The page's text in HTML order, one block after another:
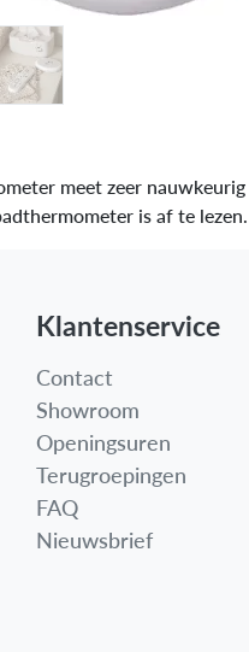
meet zeer
is af te lezen.
Klantenservice
Contact
Showroom
Openingsuren
Terugroepingen
FAQ
Nieuwsbrief